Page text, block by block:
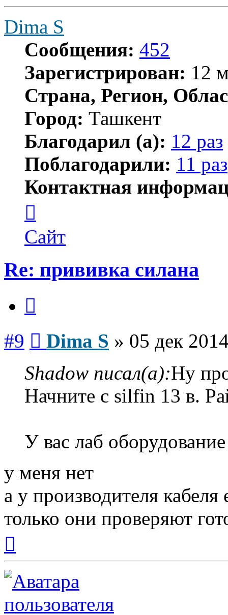
Dima S
Сообщения: 452
Зарегистрирован: 12
Страна, Регион,
Город: Ташкент
Благодарил (а): 12 раз
Поблагодарили: 11 раз
Контактная
пользователя
Dima
S
Сайт
Re: прививка силана
#9 Dima S » 05 дек
Shadow писал(а):Ну
Начните с silfin 13 в.
У вас лаб оборудование
у меня нет
а у производителя кабеля
только они проверяют
началу